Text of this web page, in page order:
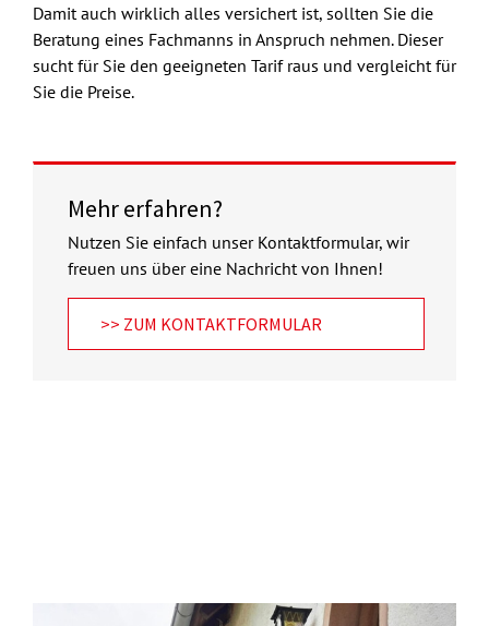
Damit auch wirklich alles versichert ist, sollten Sie die
Beratung eines Fachmanns in Anspruch nehmen. Dieser
sucht für Sie den geeigneten Tarif raus und vergleicht für
Sie die Preise.
Mehr erfahren?
Nutzen Sie einfach unser Kontaktformular, wir
freuen uns über eine Nachricht von Ihnen!
>> ZUM KONTAKTFORMULAR